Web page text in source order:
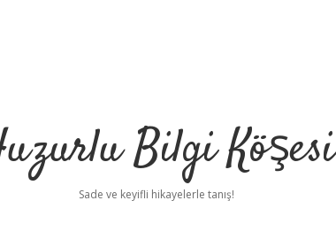
Bilgi Köşesi
Sade ve keyifli hikayelerle tanış!